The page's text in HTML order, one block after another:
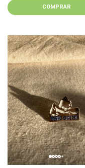
COMPRAR